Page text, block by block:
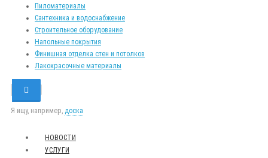
Пиломатериалы
Сантехника и водоснабжение
Строительное оборудование
Напольные покрытия
Финишная отделка стен и потолков
Лакокрасочные материалы
Я ищу, например, доска
НОВОСТИ
УСЛУГИ